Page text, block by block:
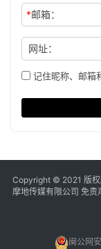
*邮箱：
网址：
记住昵称、邮箱
Copyright © 2021 版
摩地传媒有限公司 免责
闽公网